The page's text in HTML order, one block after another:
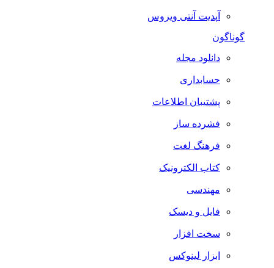
آپدیت آنتی ویروس
گوناگون
دانلود مجله
حسابداری
پشتیبان اطلاعات
فشرده ساز
فرهنگ لغت
کتاب الکترونیک
مهندسی
فایل و دیسک
سخت افزار
ابزار لینوکس